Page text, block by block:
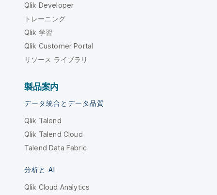
Qlik Developer
トレーニング
Qlik 学習
Qlik Customer Portal
リソース ライブラリ
製品案内
データ統合とデータ品質
Qlik Talend
Qlik Talend Cloud
Talend Data Fabric
分析と AI
Qlik Cloud Analytics